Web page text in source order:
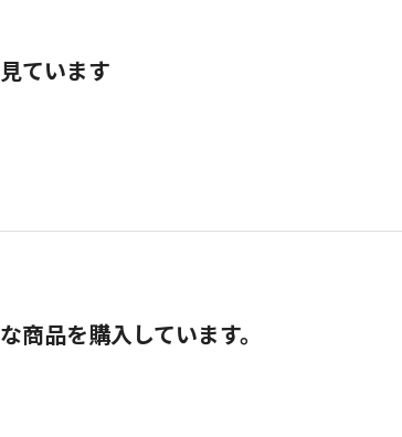
ています
商品を購入しています。